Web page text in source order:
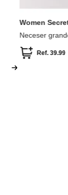
Women
Neceser
Ref.39.99